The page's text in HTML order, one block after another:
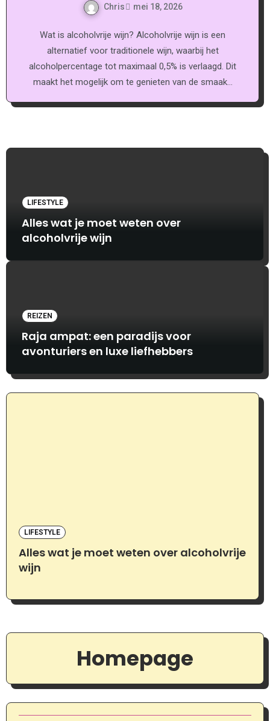
Chris mei 18, 2026
Wat is alcoholvrije wijn? Alcoholvrije wijn is een
alternatief voor traditionele wijn, waarbij het
alcoholpercentage tot maximaal 0,5% is verlaagd. Dit
maakt het mogelijk om te genieten van de smaak…
LIFESTYLE
Alles wat je moet weten over
alcoholvrije wijn
REIZEN
Raja ampat: een paradijs voor
avonturiers en luxe liefhebbers
LIFESTYLE
Alles wat je moet weten over alcoholvrije
wijn
Homepage